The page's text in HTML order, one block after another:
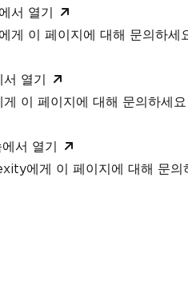
서 열기
게 이 페이지에 대해 문의하세
열기
이 페이지에 대해 문의하세요
서 열기
에게 이 페이지에 대해 문의